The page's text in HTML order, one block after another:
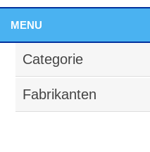
MENU
Categorie
Fabrikanten